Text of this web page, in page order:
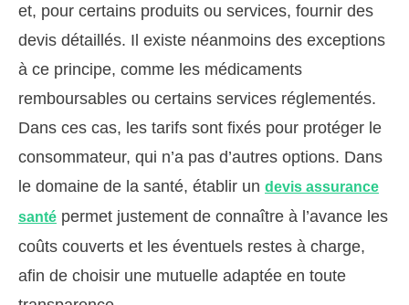
et, pour certains produits ou services, fournir des
devis détaillés. Il existe néanmoins des exceptions
à ce principe, comme les médicaments
remboursables ou certains services réglementés.
Dans ces cas, les tarifs sont fixés pour protéger le
consommateur, qui n’a pas d’autres options. Dans
le domaine de la santé, établir un devis assurance
santé permet justement de connaître à l’avance les
coûts couverts et les éventuels restes à charge,
afin de choisir une mutuelle adaptée en toute